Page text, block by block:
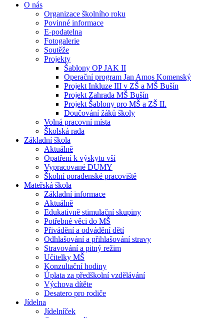
O nás
Organizace školního roku
Povinné informace
E-podatelna
Fotogalerie
Soutěže
Projekty
Šablony OP JAK II
Operační program Jan Amos Komenský
Projekt Inkluze III v ZŠ a MŠ Bušín
Projekt Zahrada MŠ Bušín
Projekt Šablony pro MŠ a ZŠ II.
Doučování žáků školy
Volná pracovní místa
Školská rada
Základní škola
Aktuálně
Opatření k výskytu vší
Vypracované DUMY
Školní poradenské pracoviště
Mateřská škola
Základní informace
Aktuálně
Edukativně stimulační skupiny
Potřebné věci do MŠ
Přivádění a odvádění dětí
Odhlašování a přihlašování stravy
Stravování a pitný režim
Učitelky MŠ
Konzultační hodiny
Úplata za předškolní vzdělávání
Výchova dítěte
Desatero pro rodiče
Jídelna
Jídelníček